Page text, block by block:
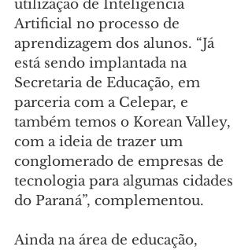
utilização de Inteligência
Artificial no processo de
aprendizagem dos alunos. “Já
está sendo implantada na
Secretaria de Educação, em
parceria com a Celepar, e
também temos o Korean Valley,
com a ideia de trazer um
conglomerado de empresas de
tecnologia para algumas cidades
do Paraná”, complementou.
Ainda na área de educação,